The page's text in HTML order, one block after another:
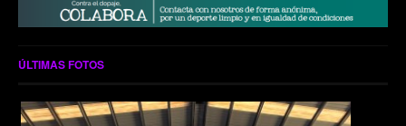
ÚLTIMAS FOTOS